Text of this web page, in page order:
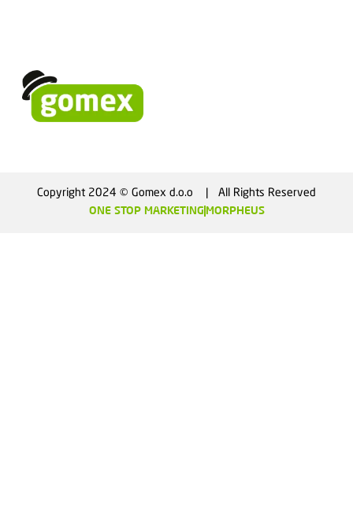
Copyright 2024 © Gomex d.o.o    |   All Rights Reserved
ONE STOP MARKETING MORPHEUS